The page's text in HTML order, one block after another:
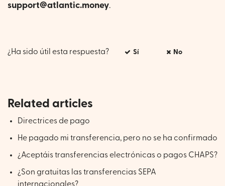
support@atlantic.money.
¿Ha sido útil esta respuesta? Sí No
Related articles
Directrices de pago
He pagado mi transferencia, pero no se ha confirmado
¿Aceptáis transferencias electrónicas o pagos CHAPS?
¿Son gratuitas las transferencias SEPA
internacionales?